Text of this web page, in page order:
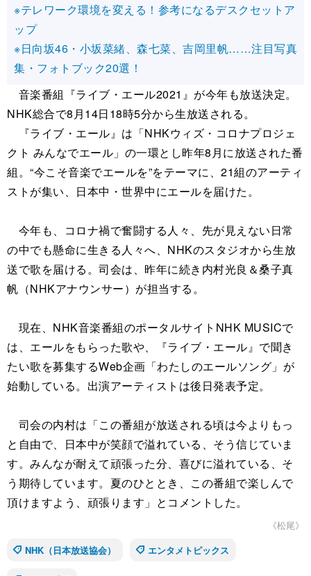
※テレワーク環境を変える！参考になるデスクセットア
ップ
※日向坂46・小坂菜緒、森七菜、吉岡里帆……注目写真
集・フォトブック20選！
音楽番組『ライブ・エール2021』が今年も放送決定。
NHK総合で8月14日18時5分から生放送される。
『ライブ・エール』は「NHKウィズ・コロナプロジェ
クト みんなでエール」の一環とし昨年8月に放送された番
組。“今こそ音楽でエールを”をテーマに、21組のアーティ
ストが集い、日本中・世界中にエールを届けた。
今年も、コロナ禍で奮闘する人々、先が見えない日常
の中でも懸命に生きる人々へ、NHKのスタジオから生放
送で歌を届ける。司会は、昨年に続き内村光良＆桑子真
帆（NHKアナウンサー）が担当する。
現在、NHK音楽番組のポータルサイトNHK MUSICで
は、エールをもらった歌や、『ライブ・エール』で聞き
たい歌を募集するWeb企画「わたしのエールソング」が
始動している。出演アーティストは後日発表予定。
司会の内村は「この番組が放送される頃は今よりもっ
と自由で、日本中が笑顔で溢れている、そう信じていま
す。みんなが耐えて頑張った分、喜びに溢れている、そ
う期待しています。夏のひととき、この番組で楽しんで
頂けますよう、頑張ります」とコメントした。
《松尾》
NHK（日本放送協会）
エンタメトピックス